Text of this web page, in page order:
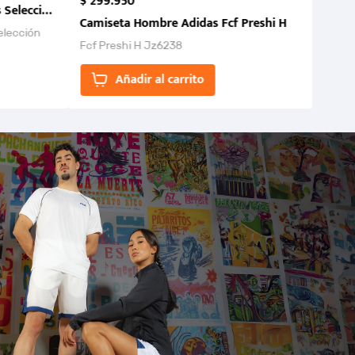
Colombia FCF 2026.
Camiseta Hombre Adidas Fcf Preshi H
Fcf Preshi H Jz6238
Añadir al carrito